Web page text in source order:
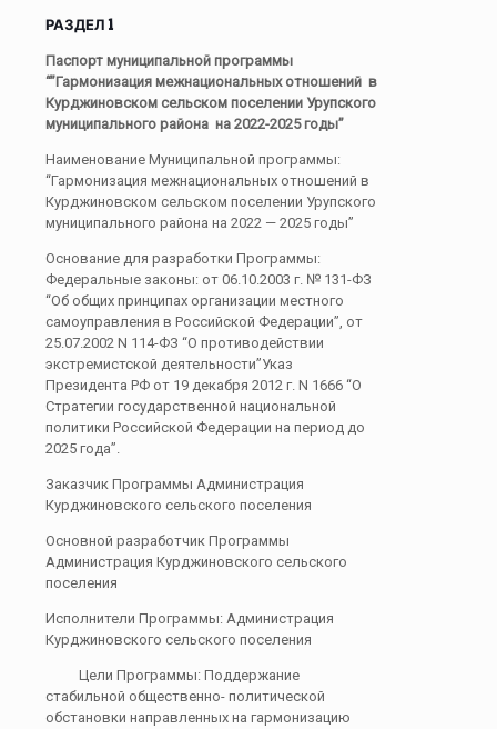
РАЗДЕЛ 1
Паспорт муниципальной программы
“”Гармонизация межнациональных отношений в
Курджиновском сельском поселении Урупского
муниципального района на 2022-2025 годы”
Наименование Муниципальной программы:
“Гармонизация межнациональных отношений в
Курджиновском сельском поселении Урупского
муниципального района на 2022 — 2025 годы”
Основание для разработки Программы:
Федеральные законы: от 06.10.2003 г. № 131-ФЗ
“Об общих принципах организации местного
самоуправления в Российской Федерации”, от
25.07.2002 N 114-ФЗ “О противодействии
экстремистской деятельности”Указ
Президента РФ от 19 декабря 2012 г. N 1666 “О
Стратегии государственной национальной
политики Российской Федерации на период до
2025 года”.
Заказчик Программы Администрация
Курджиновского сельского поселения
Основной разработчик Программы
Администрация Курджиновского сельского
поселения
Исполнители Программы: Администрация
Курджиновского сельского поселения
Цели Программы: Поддержание
стабильной общественно- политической
обстановки направленных на гармонизацию